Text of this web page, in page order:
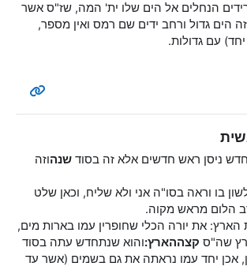
הנחלים אל הים שלו ית' המה, שז"ס אשר
הים גדול ורחב ידים שם רמס ואין מספר,
עם גדולות.
ניסן ראש חדשים אלא זה בסוד שנהוזה
בו וראה בסו"ה אני ולא שליח, וכאן שלט
הלום מראש מקוה.
את יורה הכלי שחופרין עמו בארות מים,
שה"ס קצההארץ:והוא שנתחדש עתה בסוד
אכן יחד עמו נראתה את גם בשמים (אשר עד